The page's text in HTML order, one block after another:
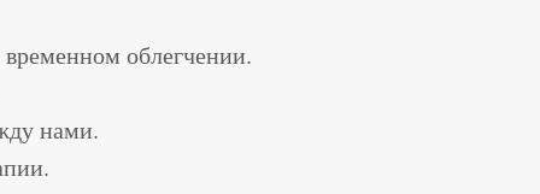
временном облегчении.
нами.